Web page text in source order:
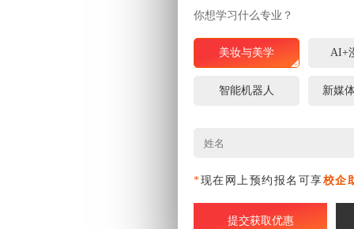
你想学习什么专业？
美妆与美学 AI+
智能机器人 新媒
*现在网上预约报名可享校企